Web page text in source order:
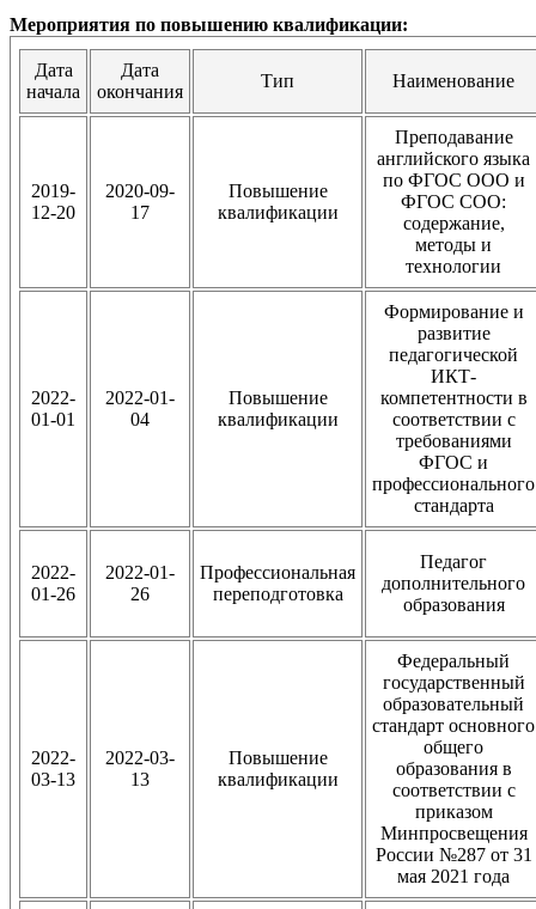
Мероприятия по повышению квалификации:
Дата
начала
Дата
окончания
Тип Наименование
2019-
12-20
2020-09-
17
Повышение
квалификации
Преподавание
английского языка
по ФГОС ООО и
ФГОС СОО:
содержание,
методы и
технологии
2022-
01-01
2022-01-
04
Повышение
квалификации
Формирование и
развитие
педагогической
ИКТ-
компетентности в
соответствии с
требованиями
ФГОС и
профессионального
стандарта
2022-
01-26
2022-01-
26
Профессиональная
переподготовка
Педагог
дополнительного
образования
2022-
03-13
2022-03-
13
Повышение
квалификации
Федеральный
государственный
образовательный
стандарт основного
общего
образования в
соответствии с
приказом
Минпросвещения
России №287 от 31
мая 2021 года